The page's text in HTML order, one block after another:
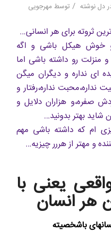
دل نوشته / توسط مهرجویی
ثروته برای هر انسانی…
و خوش هیکل باشی و اگه
منزلت رو داشته باشی اما
ای نداره و دیگران میگن
نداره،رفتار و
صفره،و هزاران دلایل و
بهتر بدونید…
ام که داشته باشی مهم
و مهتر از هررر چیزیه…
یعنی با
انسان
باشخصیته